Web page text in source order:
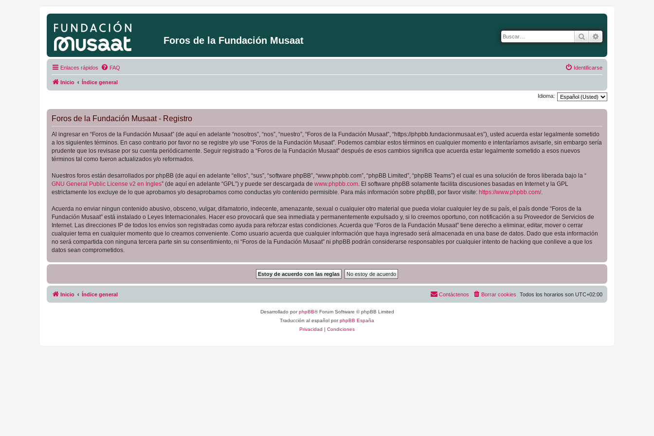
Foros de la Fundación Musaat Buscar
Enlaces rápidos FAQ Identificarse
Inicio Índice general
Idioma:
Foros de la Fundación Musaat - Registro
Al ingresar en “Foros de la Fundación Musaat” (de aquí en adelante “nosotros”, “nos”, “nuestro”, “Foros de la Fundación Musaat”, “https://phpbb.fundacionmusaat.es”), usted acuerda estar legalmente sometido
a los siguientes términos. En caso contrario por favor no se registre y/o use “Foros de la Fundación Musaat”. Podemos cambiar estos términos en cualquier momento e intentaríamos avisarle, sin embargo sería
prudente que los revisase por su cuenta periódicamente. Seguir registrado a “Foros de la Fundación Musaat” después de esos cambios significa que acuerda estar legalmente sometido a esos nuevos
términos tal como fueron actualizados y/o reformados.
Nuestros foros están desarrollados por phpBB (de aquí en adelante “ellos”, “sus”, “software phpBB”, “www.phpbb.com”, “phpBB Limited”, “phpBB Teams”) el cual es una solución de foros liberada bajo la “
GNU General Public License v2 en Ingles” (de aquí en adelante “GPL”) y puede ser descargada de www.phpbb.com. El software phpBB solamente facilita discusiones basadas en Internet y la GPL
estrictamente los excluye de lo que aprobamos y/o desaprobamos como conductas y/o contenido permisible. Para más información sobre phpBB, por favor visite: https://www.phpbb.com/.
Acuerda no enviar ningun contenido abusivo, obsceno, vulgar, difamatorio, indecente, amenazante, sexual o cualquier otro material que pueda violar cualquier ley de su país, el país donde “Foros de la
Fundación Musaat” está instalado o Leyes Internacionales. Hacer eso provocará que sea inmediata y permanentemente expulsado y, si lo creemos oportuno, con notificación a su Proveedor de Servicios de
Internet. Las direcciones IP de todos los envíos son registradas como ayuda para reforzar estas condiciones. Acuerda que “Foros de la Fundación Musaat” tiene derecho a eliminar, editar, mover o cerrar
cualquier tema en cualquier momento que lo creamos conveniente. Como usuario acuerda que cualquier información que haya ingresado será almacenada en una base de datos. Dado que esta información
no será compartida con ninguna tercera parte sin su consentimiento, ni “Foros de la Fundación Musaat” ni phpBB podrán considerarse responsables por cualquier intento de hacking que conlleve a que los
datos sean comprometidos.
Inicio Índice general Todos los horarios son UTC+02:00
Borrar cookies
Contáctenos
Desarrollado porphpBB® Forum Software © phpBB Limited
Traducción al español porphpBB España
Privacidad | Condiciones